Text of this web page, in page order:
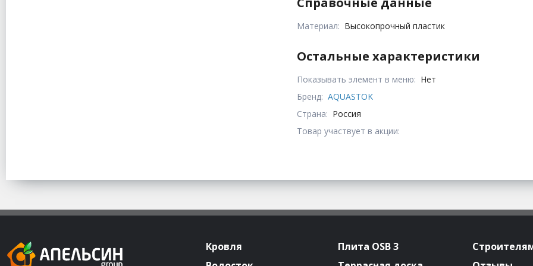
Материал: Высокопрочный пластик
Остальные характеристики
Показывать элемент в меню: Нет
Бренд: AQUASTOK
Страна: Россия
Товар участвует в акции:
Кровля
Плита OSB 3